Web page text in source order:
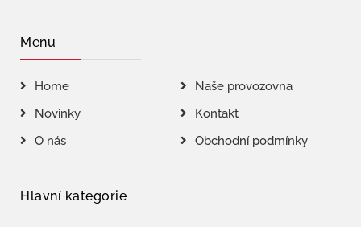
Menu
Home
Naše provozovna
Novinky
Kontakt
O nás
Obchodní podmínky
Hlavní kategorie